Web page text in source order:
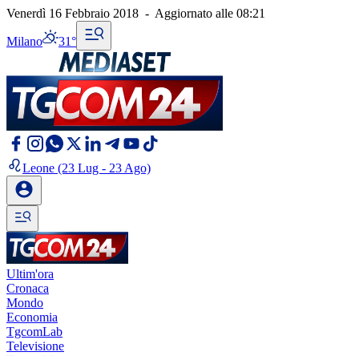
Venerdì 16 Febbraio 2018 - Aggiornato alle 08:21
Milano 31°
Leone (23 Lug - 23 Ago)
Ultim'ora
Cronaca
Mondo
Economia
TgcomLab
Televisione